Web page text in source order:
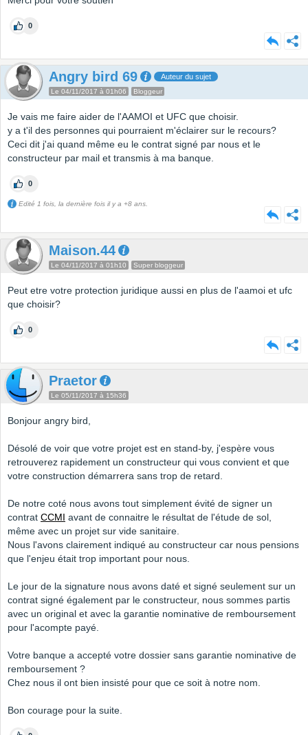
0
Angry bird 69 Auteur du sujet
Le 04/11/2017 à 01h06 Bloggeur
Je vais me faire aider de l'AAMOI et UFC que choisir.
y a t'il des personnes qui pourraient m'éclairer sur le recours?
Ceci dit j'ai quand même eu le contrat signé par nous et le
constructeur par mail et transmis à ma banque.
0
Edité 1 fois, la dernière fois il y a +8 ans.
Maison.44
Le 04/11/2017 à 01h10 Super bloggeur
Peut etre votre protection juridique aussi en plus de l'aamoi et ufc
que choisir?
0
Praetor
Le 05/11/2017 à 15h36
Bonjour angry bird,
Désolé de voir que votre projet est en stand-by, j'espère vous
retrouverez rapidement un constructeur qui vous convient et que
votre construction démarrera sans trop de retard.
De notre coté nous avons tout simplement évité de signer un
contrat CCMI avant de connaitre le résultat de l'étude de sol,
même avec un projet sur vide sanitaire.
Nous l'avons clairement indiqué au constructeur car nous pensions
que l'enjeu était trop important pour nous.
Le jour de la signature nous avons daté et signé seulement sur un
contrat signé également par le constructeur, nous sommes partis
avec un original et avec la garantie nominative de remboursement
pour l'acompte payé.
Votre banque a accepté votre dossier sans garantie nominative de
remboursement ?
Chez nous il ont bien insisté pour que ce soit à notre nom.
Bon courage pour la suite.